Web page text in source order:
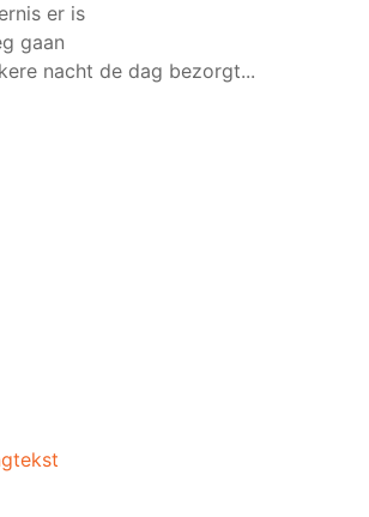
er is
gaan
nacht de dag bezorgt...